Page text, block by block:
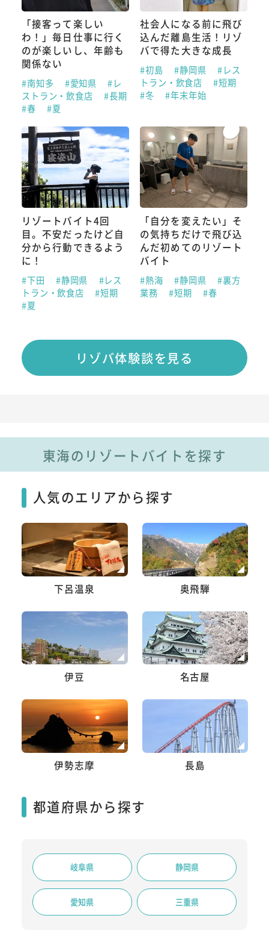
「接客って楽しい
わ！」毎日仕事に行く
のが楽しいし、年齢も
関係ない
#南知多 #愛知県
#レ
ストラン・飲食店
#長期
#春
#夏
社会人になる前に飛び
込んだ離島生活！リゾ
バで得た大きな成長
#初島 #静岡県
#レス
トラン・飲食店
#短期
#冬
#年末年始
リゾートバイト4回
目。不安だったけど自
分から行動できるよう
に！
#下田 #静岡県
#レス
トラン・飲食店
#短期
#夏
「自分を変えたい」そ
の気持ちだけで飛び込
んだ初めてのリゾート
バイト
#熱海 #静岡県
#裏方
業務
#短期 #春
リゾバ体験談を見る
東海のリゾートバイトを探す
人気のエリアから探す
下呂温泉 奥飛騨
伊豆 名古屋
伊勢志摩 長島
都道府県から探す
岐阜県 静岡県
愛知県 三重県